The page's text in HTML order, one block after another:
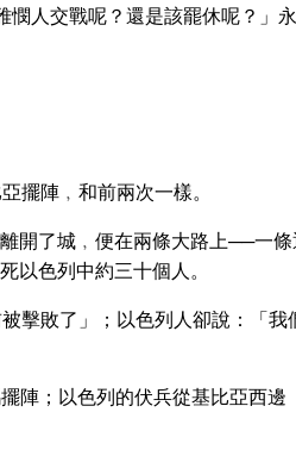
人交戰呢？還是該罷休呢？」
擺陣﹐和前兩次一樣。
開了城﹐便在兩條大路上──一
色列中約三十個人。
擊敗了」；以色列人卻說：「
陣；以色列的伏兵從基比亞西